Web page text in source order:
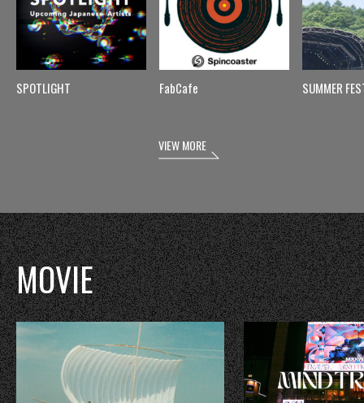
SPOTLIGHT FabCafe SUMMER
VIEW MORE
MOVIE